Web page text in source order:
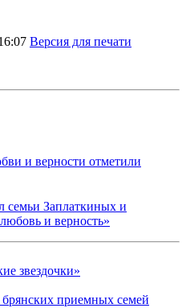
Версия для печати
и верности отметили
семьи Заплаткиных и
и верность»
звездочки»
приемных семей